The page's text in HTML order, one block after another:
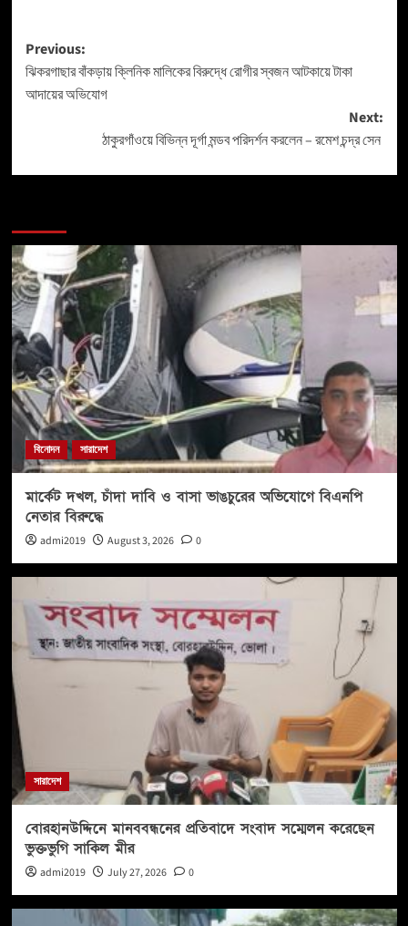
Previous:
ঝিকরগাছার বাঁকড়ায় ক্লিনিক মালিকের বিরুদ্ধে রোগীর স্বজন আটকায়ে টাকা
আদায়ের অভিযোগ
Next:
ঠাকুরগাঁওয়ে বিভিন্ন দূর্গা মন্ডব পরিদর্শন করলেন – রমেশ চন্দ্র সেন
বিনোদন সারাদেশ
মার্কেট দখল, চাঁদা দাবি ও বাসা ভাঙচুরের অভিযোগে বিএনপি
নেতার বিরুদ্ধে
admi2019 August 3, 2026 0
সারাদেশ
বোরহানউদ্দিনে মানববন্ধনের প্রতিবাদে সংবাদ সম্মেলন করেছেন
ভুক্তভুগি সাকিল মীর
admi2019 July 27, 2026 0